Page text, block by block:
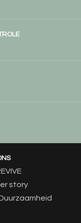
story